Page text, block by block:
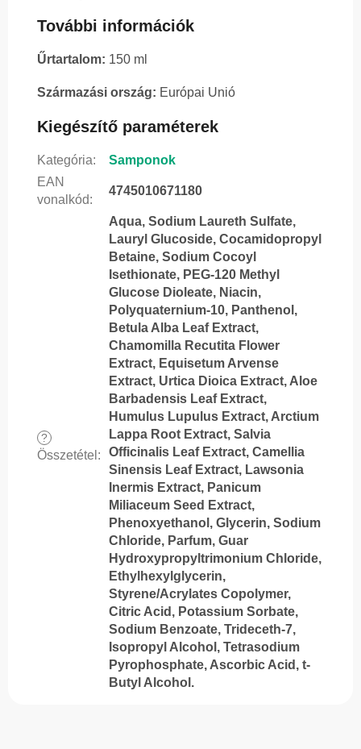
További információk
Űrtartalom: 150 ml
Származási ország: Európai Unió
Kiegészítő paraméterek
Kategória:
Samponok
EAN
vonalkód:
4745010671180
?
Összetétel :
Aqua, Sodium Laureth Sulfate,
Lauryl Glucoside, Cocamidopropyl
Betaine, Sodium Cocoyl
Isethionate, PEG-120 Methyl
Glucose Dioleate, Niacin,
Polyquaternium-10, Panthenol,
Betula Alba Leaf Extract,
Chamomilla Recutita Flower
Extract, Equisetum Arvense
Extract, Urtica Dioica Extract, Aloe
Barbadensis Leaf Extract,
Humulus Lupulus Extract, Arctium
Lappa Root Extract, Salvia
Officinalis Leaf Extract, Camellia
Sinensis Leaf Extract, Lawsonia
Inermis Extract, Panicum
Miliaceum Seed Extract,
Phenoxyethanol, Glycerin, Sodium
Chloride, Parfum, Guar
Hydroxypropyltrimonium Chloride,
Ethylhexylglycerin,
Styrene/Acrylates Copolymer,
Citric Acid, Potassium Sorbate,
Sodium Benzoate, Trideceth-7,
Isopropyl Alcohol, Tetrasodium
Pyrophosphate, Ascorbic Acid, t-
Butyl Alcohol.